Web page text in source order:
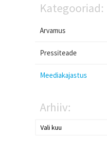
Kategooriad:
Arvamus
Pressiteade
Meediakajastus
Arhiiv: